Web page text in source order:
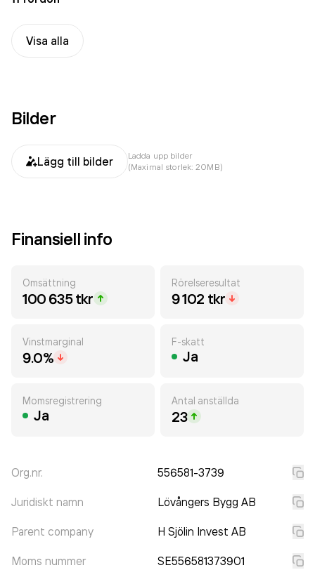
Visa alla
Bilder
Lägg till bilder
Ladda upp bilder
(Maximal storlek: 20MB)
Finansiell info
Omsättning
100 635 tkr
Rörelseresultat
9 102 tkr
Vinstmarginal
9.0%
F-skatt
Ja
Momsregistrering
Ja
Antal anställda
23
Org.nr. 556581-3739
Juridiskt namn Lövångers Bygg AB
Parent company H Sjölin Invest AB
Moms nummer SE556581373901